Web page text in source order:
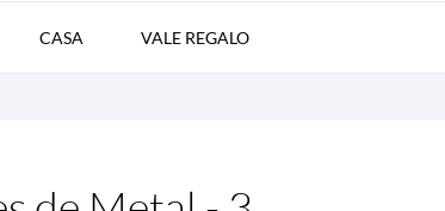
CASA VALE REGALO